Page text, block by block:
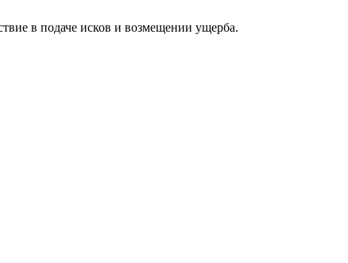
в подаче исков и возмещении ущерба.